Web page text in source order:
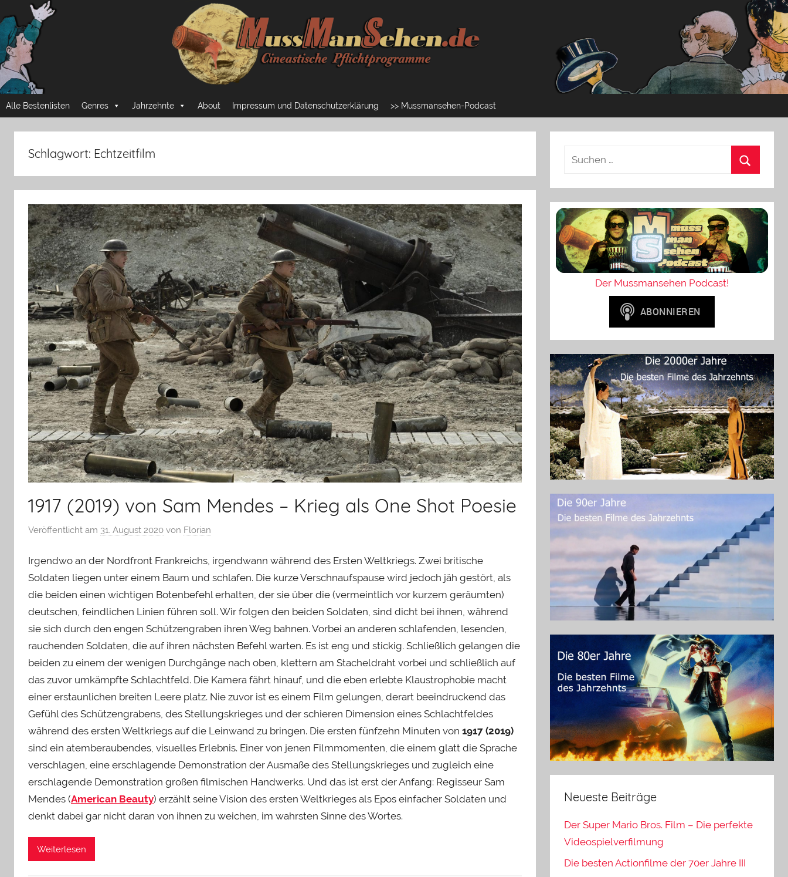
Inhalt
springen
Mussmansehen
Cineastische
Pflichtprogramme
Alle Bestenlisten Genres Jahrzehnte About Impressum und Datenschutzerklärung >> Mussmansehen-Podcast
Schlagwort: Echtzeitfilm
1917 (2019) von Sam Mendes – Krieg als One Shot Poesie
Veröffentlicht am 31. August 2020 von Florian
Irgendwo an der Nordfront Frankreichs, irgendwann während des Ersten Weltkriegs. Zwei britische
Soldaten liegen unter einem Baum und schlafen. Die kurze Verschnaufspause wird jedoch jäh gestört, als
die beiden einen wichtigen Botenbefehl erhalten, der sie über die (vermeintlich vor kurzem geräumten)
deutschen, feindlichen Linien führen soll. Wir folgen den beiden Soldaten, sind dicht bei ihnen, während
sie sich durch den engen Schützengraben ihren Weg bahnen. Vorbei an anderen schlafenden, lesenden,
rauchenden Soldaten, die auf ihren nächsten Befehl warten. Es ist eng und stickig. Schließlich gelangen die
beiden zu einem der wenigen Durchgänge nach oben, klettern am Stacheldraht vorbei und schließlich auf
das zuvor umkämpfte Schlachtfeld. Die Kamera fährt hinauf, und die eben erlebte Klaustrophobie macht
einer erstaunlichen breiten Leere platz. Nie zuvor ist es einem Film gelungen, derart beeindruckend das
Gefühl des Schützengrabens, des Stellungskrieges und der schieren Dimension eines Schlachtfeldes
während des ersten Weltkriegs auf die Leinwand zu bringen. Die ersten fünfzehn Minuten von 1917 (2019)
sind ein atemberaubendes, visuelles Erlebnis. Einer von jenen Filmmomenten, die einem glatt die Sprache
verschlagen, eine erschlagende Demonstration der Ausmaße des Stellungskrieges und zugleich eine
erschlagende Demonstration großen filmischen Handwerks. Und das ist erst der Anfang: Regisseur Sam
Mendes (American Beauty) erzählt seine Vision des ersten Weltkrieges als Epos einfacher Soldaten und
denkt dabei gar nicht daran von ihnen zu weichen, im wahrsten Sinne des Wortes.
Weiterlesen
Der Mussmansehen Podcast!
Neueste Beiträge
Der Super Mario Bros. Film – Die perfekte
Videospielverfilmung
Die besten Actionfilme der 70er Jahre III